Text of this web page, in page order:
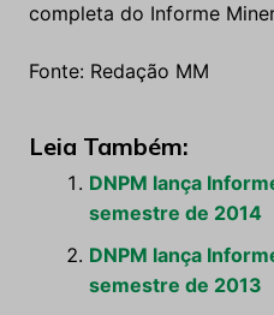
completa do Informe
Fonte: Redação MM
Leia Também:
DNPM lança
semestre de 2014
DNPM lança
semestre de 2013